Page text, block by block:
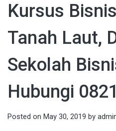
Kursus
Tanah Laut,
Sekolah
Hubungi
Posted on May 30, 2019 by